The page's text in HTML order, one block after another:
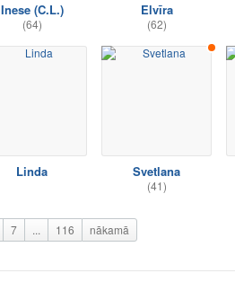
Inese (C.L.)
(64)
Elvīra
(62)
Linda Svetlana
(41)
7 ... 116 nākamā